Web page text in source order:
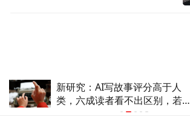
国家科技伦理委员会委员翟晓
梅：女童基因编辑悲剧背后，伦